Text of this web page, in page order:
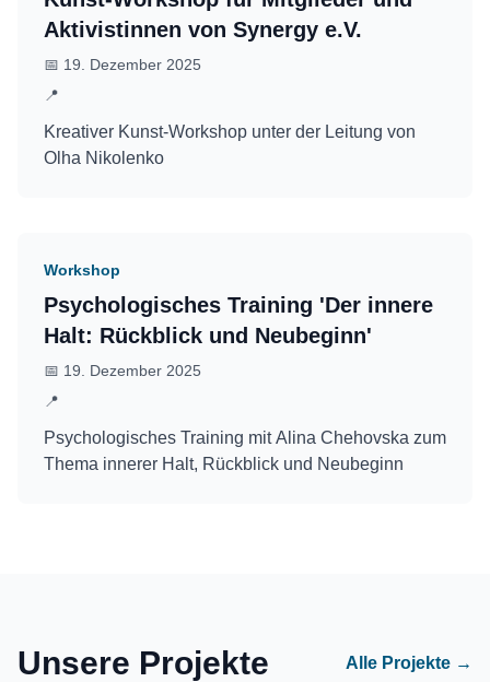
Aktivistinnen von Synergy e.V.
📅 19. Dezember 2025
📍
Kreativer Kunst-Workshop unter der Leitung von
Olha Nikolenko
Workshop
Psychologisches Training 'Der innere
Halt: Rückblick und Neubeginn'
📅 19. Dezember 2025
📍
Psychologisches Training mit Alina Chehovska zum
Thema innerer Halt, Rückblick und Neubeginn
Unsere Projekte Alle Projekte →